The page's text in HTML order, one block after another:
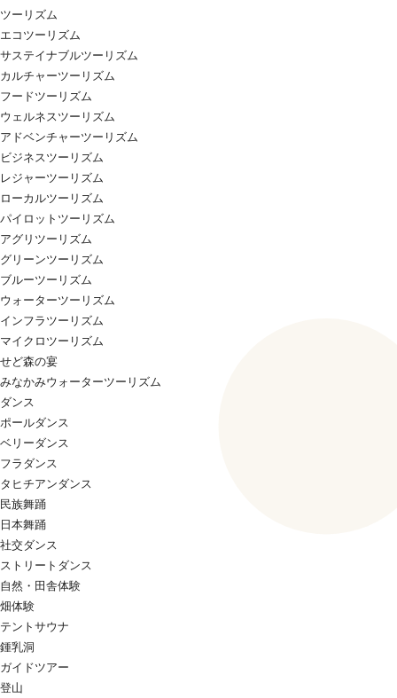
ツーリズム
エコツーリズム
サステイナブルツーリズム
カルチャーツーリズム
フードツーリズム
ウェルネスツーリズム
アドベンチャーツーリズム
ビジネスツーリズム
レジャーツーリズム
ローカルツーリズム
パイロットツーリズム
アグリツーリズム
グリーンツーリズム
ブルーツーリズム
ウォーターツーリズム
インフラツーリズム
マイクロツーリズム
せど森の宴
みなかみウォーターツーリズム
ダンス
ポールダンス
ベリーダンス
フラダンス
タヒチアンダンス
民族舞踊
日本舞踊
社交ダンス
ストリートダンス
自然・田舎体験
畑体験
テントサウナ
鍾乳洞
ガイドツアー
登山